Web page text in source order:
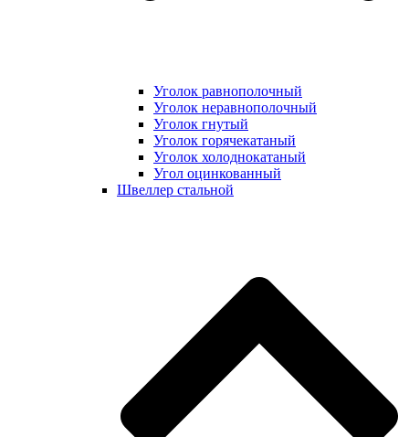
Уголок равнополочный
Уголок неравнополочный
Уголок гнутый
Уголок горячекатаный
Уголок холоднокатаный
Угол оцинкованный
Швеллер стальной